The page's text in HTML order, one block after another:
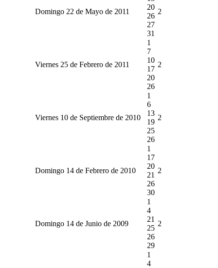
Domingo 22 de Mayo de 2011
20
26
27
31
2
Viernes 25 de Febrero de 2011
1
7
10
17
20
26
2
Viernes 10 de Septiembre de 2010
1
6
13
19
25
26
2
Domingo 14 de Febrero de 2010
1
17
20
21
26
30
2
Domingo 14 de Junio de 2009
1
4
21
25
26
29
2
1
4